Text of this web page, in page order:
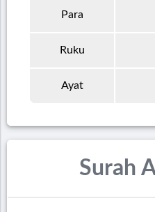
Para
Ruku
Ayat
Surah